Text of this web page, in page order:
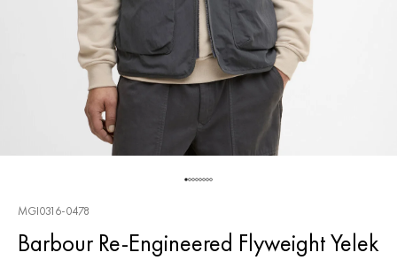
MGI0316-0478
Barbour Re-Engineered Flyweight Yelek